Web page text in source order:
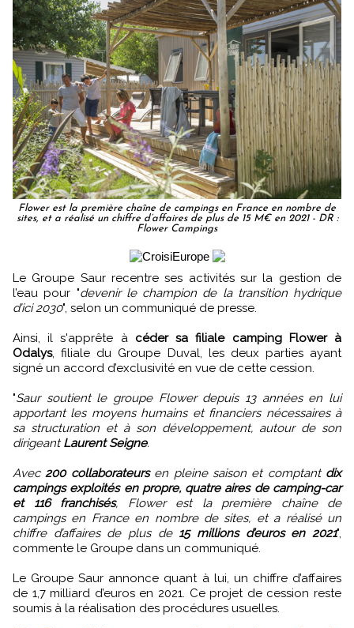
Flower est la première chaîne de campings en France en nombre de
sites, et a réalisé un chiffre d’affaires de plus de 15 M€ en 2021 - DR :
Flower Campings
Le Groupe Saur recentre ses activités sur la gestion de
l’eau pour "devenir le champion de la transition hydrique
d’ici 2030", selon un communiqué de presse.
Ainsi, il s'apprête à céder sa filiale camping Flower à
Odalys, filiale du Groupe Duval, les deux parties ayant
signé un accord d’exclusivité en vue de cette cession.
"Saur soutient le groupe Flower depuis 13 années en lui
apportant les moyens humains et financiers nécessaires à
sa structuration et à son développement, autour de son
dirigeantLaurent Seigne.
Avec200 collaborateursen pleine saison et comptant dix
campings exploités en propre, quatre aires de camping-car
et 116 franchisés, Flower est la première chaîne de
campings en France en nombre de sites, et a réalisé un
chiffre d’affaires de plus de 15 millions d’euros en 2021",
commente le Groupe dans un communiqué.
Le Groupe Saur annonce quant à lui, un chiffre d’affaires
de 1,7 milliard d’euros en 2021. Ce projet de cession reste
soumis à la réalisation des procédures usuelles.